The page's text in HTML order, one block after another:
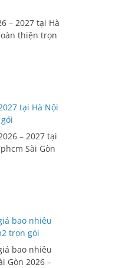
– 2027 tại Hà
thiện trọn
tại Hà Nội
– 2027 tại
Sài Gòn
bao nhiêu
trọn gói
bao nhiêu
Gòn 2026 –